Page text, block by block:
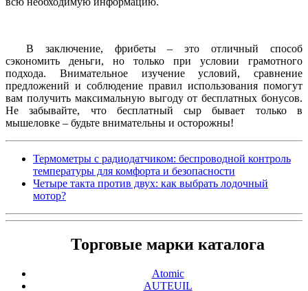
В заключение, фрибеты – это отличный способ
сэкономить деньги, но только при условии грамотного
подхода. Внимательное изучение условий, сравнение
предложений и соблюдение правил использования помогут
вам получить максимальную выгоду от бесплатных бонусов.
Не забывайте, что бесплатный сыр бывает только в
мышеловке – будьте внимательны и осторожны!
Термометры с радиодатчиком: беспроводной контроль
температуры для комфорта и безопасности
Четыре такта против двух: как выбрать лодочный
мотор?
Торговые марки каталога
Atomic
AUTEUIL